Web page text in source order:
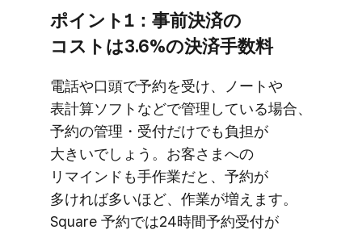
ポイント1：事前決済の​
コストは​3.6%の​決済手数料
電話や​口頭で​予約を​受け、​ノートや​
表計算ソフトなどで​管理している​場合、​
予約の​管理・受付だけでも​負担が​
大きいでしょう。​お客さまへの​
リマインドも​手作業だと、​予約が​
多ければ​多い​ほど、​作業が​増えます。​
Square 予約では​24時間予約受付が​